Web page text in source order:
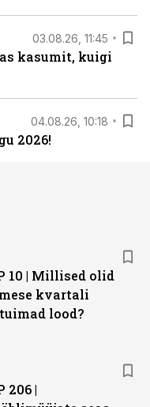
03.08.26, 11:45
kasumit, kuigi
04.08.26, 10:18
2026!
10 | Millised olid
kvartali
lood?
206 |